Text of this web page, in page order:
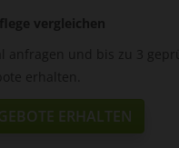
vergleichen
anfragen und bis zu 3
erhalten.
ERHALTEN